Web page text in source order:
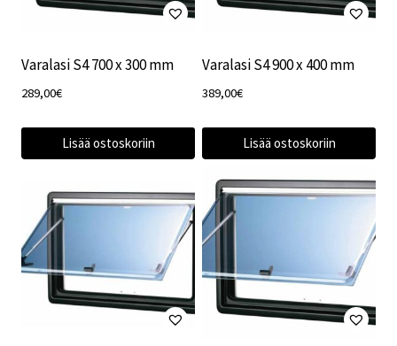
Varalasi S4 700 x 300 mm
289,00€
Lisää ostoskoriin
Varalasi S4 900 x 400 mm
389,00€
Lisää ostoskoriin